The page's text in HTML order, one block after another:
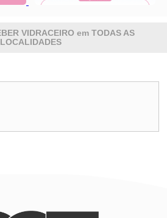
VIDRACEIRO em TODAS AS
LOCALIDADES